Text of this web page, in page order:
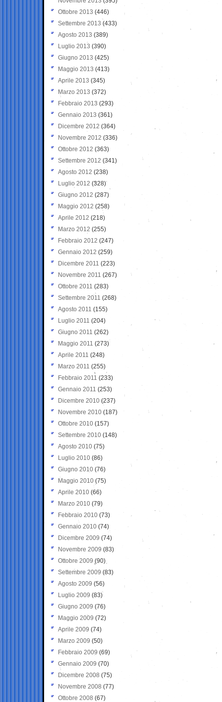
Ottobre 2013 (446)
Settembre 2013 (433)
Agosto 2013 (389)
Luglio 2013 (390)
Giugno 2013 (425)
Maggio 2013 (413)
Aprile 2013 (345)
Marzo 2013 (372)
Febbraio 2013 (293)
Gennaio 2013 (361)
Dicembre 2012 (364)
Novembre 2012 (336)
Ottobre 2012 (363)
Settembre 2012 (341)
Agosto 2012 (238)
Luglio 2012 (328)
Giugno 2012 (287)
Maggio 2012 (258)
Aprile 2012 (218)
Marzo 2012 (255)
Febbraio 2012 (247)
Gennaio 2012 (259)
Dicembre 2011 (223)
Novembre 2011 (267)
Ottobre 2011 (283)
Settembre 2011 (268)
Agosto 2011 (155)
Luglio 2011 (204)
Giugno 2011 (262)
Maggio 2011 (273)
Aprile 2011 (248)
Marzo 2011 (255)
Febbraio 2011 (233)
Gennaio 2011 (253)
Dicembre 2010 (237)
Novembre 2010 (187)
Ottobre 2010 (157)
Settembre 2010 (148)
Agosto 2010 (75)
Luglio 2010 (86)
Giugno 2010 (76)
Maggio 2010 (75)
Aprile 2010 (66)
Marzo 2010 (79)
Febbraio 2010 (73)
Gennaio 2010 (74)
Dicembre 2009 (74)
Novembre 2009 (83)
Ottobre 2009 (90)
Settembre 2009 (83)
Agosto 2009 (56)
Luglio 2009 (83)
Giugno 2009 (76)
Maggio 2009 (72)
Aprile 2009 (74)
Marzo 2009 (50)
Febbraio 2009 (69)
Gennaio 2009 (70)
Dicembre 2008 (75)
Novembre 2008 (77)
Ottobre 2008 (67)